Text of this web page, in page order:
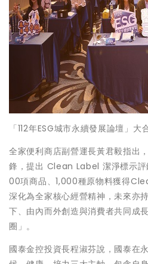
「112年ESG城市永續發展論壇」
全家便利商店副營運長黃君毅指出
鋒，提出 Clean Label 潔淨標示評
00項商品、1,000種原物料獲得
深化為全家核心經營精神，未來亦
下、由內而外創造與消費者共同成
圈」。
國泰金控投資長程淑芬說，國泰在